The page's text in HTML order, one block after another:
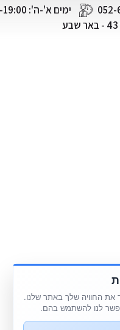
ימים א'-ה': 9:00-19:00 | יום ו': 8:00-14:00
את החוויה שלך באתר שלנו.
לנו להשתמש בהם.